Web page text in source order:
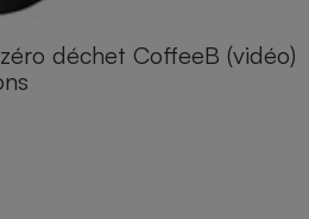
déchet CoffeeB (vidéo)